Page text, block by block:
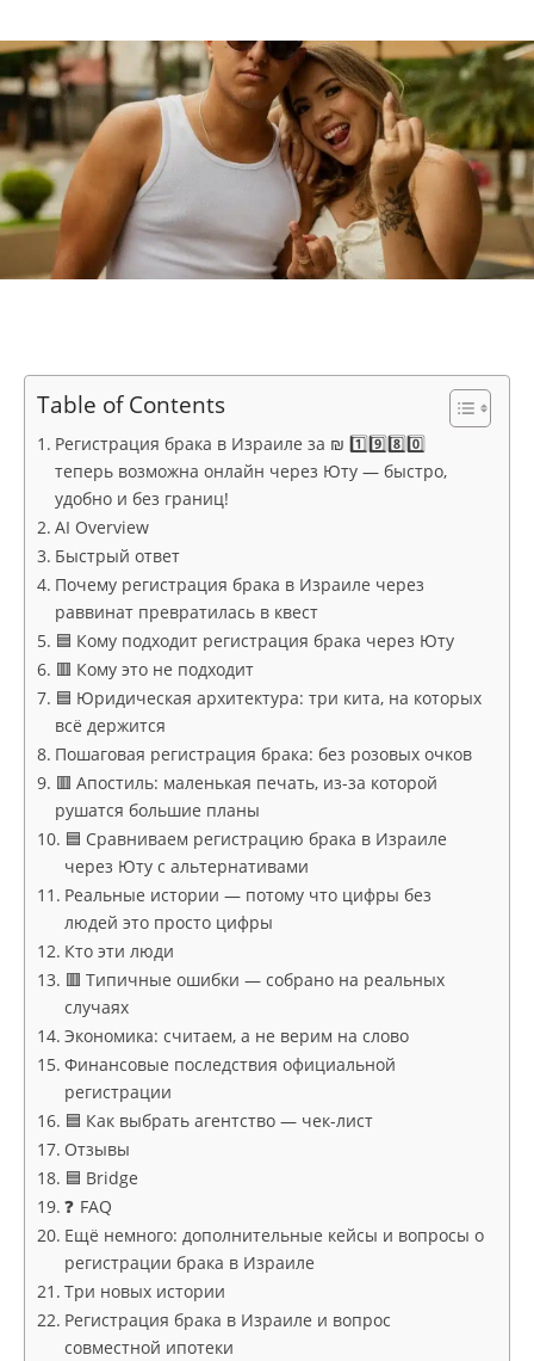
Table of Contents
Регистрация брака в Израиле за ₪ 1️⃣9️⃣8️⃣0️⃣
теперь возможна онлайн через Юту — быстро,
удобно и без границ!
AI Overview
Быстрый ответ
Почему регистрация брака в Израиле через
раввинат превратилась в квест
🟦 Кому подходит регистрация брака через Юту
🟥 Кому это не подходит
🟦 Юридическая архитектура: три кита, на которых
всё держится
Пошаговая регистрация брака: без розовых очков
🟥 Апостиль: маленькая печать, из-за которой
рушатся большие планы
🟦 Сравниваем регистрацию брака в Израиле
через Юту с альтернативами
Реальные истории — потому что цифры без
людей это просто цифры
Кто эти люди
🟥 Типичные ошибки — собрано на реальных
случаях
Экономика: считаем, а не верим на слово
Финансовые последствия официальной
регистрации
🟦 Как выбрать агентство — чек-лист
Отзывы
🟦 Bridge
❓ FAQ
Ещё немного: дополнительные кейсы и вопросы о
регистрации брака в Израиле
Три новых истории
Регистрация брака в Израиле и вопрос
совместной ипотеки